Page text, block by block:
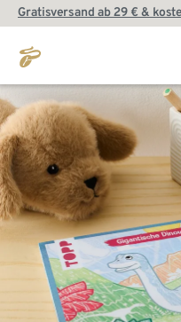
Gratisversand ab 29 € &